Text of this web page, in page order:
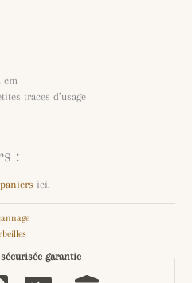
cm
traces d’usage
:
paniers ici.
garantie